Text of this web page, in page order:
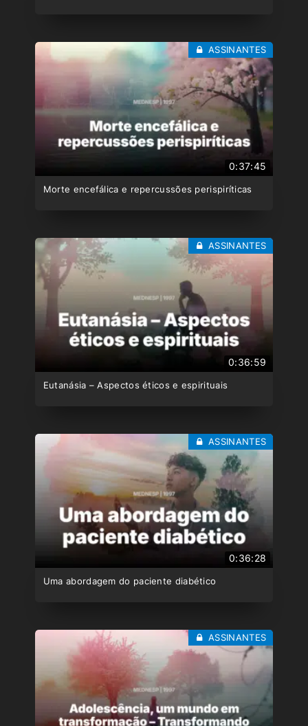
0:37:45
Morte encefálica e repercussões perispiríticas
ASSINANTES
0:36:59
Eutanásia – Aspectos éticos e espirituais
ASSINANTES
0:36:28
Uma abordagem do paciente diabético
ASSINANTES
ASSINANTES